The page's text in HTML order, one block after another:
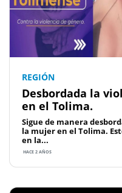
REGIÓN
Desbordada la
en el Tolima.
Sigue de manera
la mujer en el Tolima.
en la...
HACE 2 AÑOS